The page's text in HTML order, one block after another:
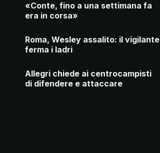
«Conte, fino a una settimana fa
era in corsa»
Roma, Wesley assalito: il vigilante
ferma i ladri
Allegri chiede ai centrocampisti
di difendere e attaccare